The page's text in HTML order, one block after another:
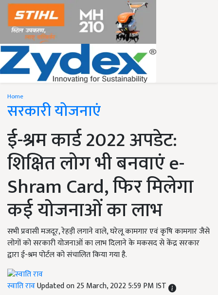
Home
सरकारी योजनाएं
ई-श्रम कार्ड 2022 अपडेट:
शिक्षित लोग भी बनवाएं e-
Shram Card, फिर मिलेगा
कई योजनाओं का लाभ
सभी प्रवासी मजदूर, रेहड़ी लगाने वाले, घरेलू कामगार एवं कृषि कामगार जैसे
लोगों को सरकारी योजनाओं का लाभ दिलाने के मकसद से केंद्र सरकार
द्वारा ई-श्रम पोर्टल को संचालित किया गया है.
स्वाति रावUpdated on 25 March, 2022 5:59 PM IST